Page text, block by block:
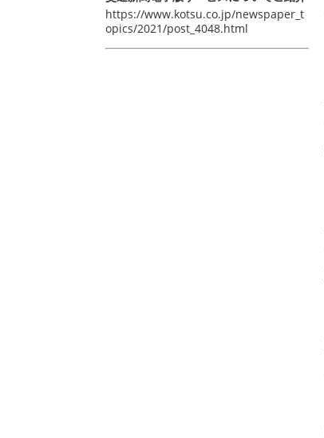
https://www.kotsu.co.jp/newspaper_t
opics/2021/post_4048.html